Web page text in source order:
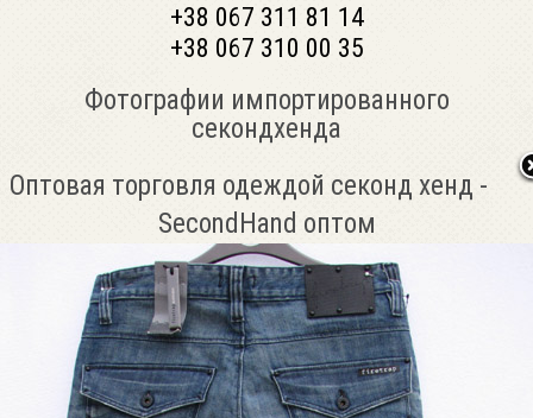
+38 067 311 81 14
+38 067 310 00 35
Фотографии импортированного
секондхенда
Оптовая торговля одеждой секонд хенд -
SecondHand оптом